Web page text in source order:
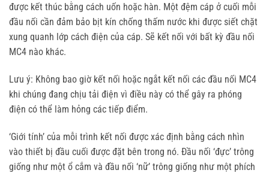
được kết thúc bằng cách uốn hoặc hàn. Một đệm cáp ở cuối mỗi
đầu nối cần đảm bảo bịt kín chống thấm nước khi được siết chặt
xung quanh lớp cách điện của cáp. Sẽ kết nối với bất kỳ đầu nối
MC4 nào khác.
Lưu ý: Không bao giờ kết nối hoặc ngắt kết nối các đầu nối MC4
khi chúng đang chịu tải điện vì điều này có thể gây ra phóng
điện có thể làm hỏng các tiếp điểm.
‘Giới tính’ của mỗi trình kết nối được xác định bằng cách nhìn
vào thiết bị đầu cuối được đặt bên trong nó. Đầu nối ‘đực’ trông
giống như một ổ cắm và đầu nối ‘nữ’ trông giống như một phích